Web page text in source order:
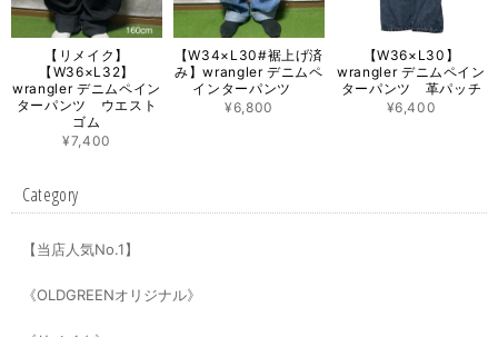
【リメイク】
【W36×L32】
wrangler デニムペイン
ターパンツ ウエスト
ゴム
¥7,400
【W34×L30#裾上げ済
み】wrangler デニムペ
インターパンツ
¥6,800
【W36×L30】
wrangler デニムペイン
ターパンツ 革パッチ
¥6,400
Category
【当店人気No.1】
《OLDGREENオリジナル》